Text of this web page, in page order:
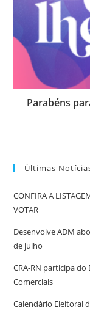
Parabéns
Últimas
CONFIRA A
VOTAR
Desenvolve ADM
de julho
CRA-RN participa
Comerciais
Calendário Eleitoral